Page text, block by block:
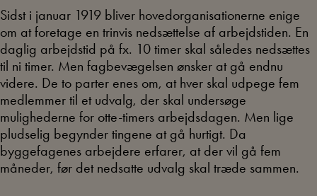
Sidst i januar 1919 bliver hovedorganisationerne enige
om at foretage en trinvis nedsættelse af arbejdstiden. En
daglig arbejdstid på fx. 10 timer skal således nedsættes
til ni timer. Men fagbevægelsen ønsker at gå endnu
videre. De to parter enes om, at hver skal udpege fem
medlemmer til et udvalg, der skal undersøge
mulighederne for otte-timers arbejdsdagen. Men lige
pludselig begynder tingene at gå hurtigt. Da
byggefagenes arbejdere erfarer, at der vil gå fem
måneder, før det nedsatte udvalg skal træde sammen.